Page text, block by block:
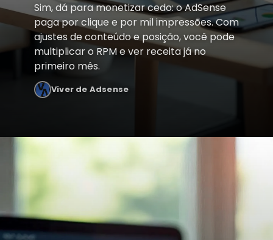
Sim, dá para monetizar cedo: o AdSense
paga por clique e por mil impressões. Com
ajustes de conteúdo e posição, você pode
multiplicar o RPM e ver receita já no
primeiro mês.
Viver de Adsense